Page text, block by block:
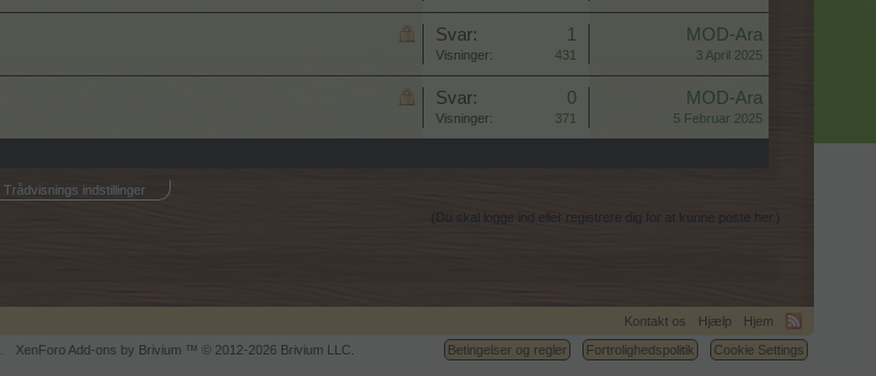
Svar: 1
Visninger: 431
MOD-Ara
3 April 2025
Svar: 0
Visninger: 371
MOD-Ara
5 Februar 2025
Trådvisnings indstillinger
(Du skal logge ind eller registrere dig for at kunne poste her.)
Kontakt os Hjælp
Hjem
Betingelser og regler
Fortrolighedspolitik Cookie Settings
XenForo Add-ons by Brivium ™ © 2012-2026 Brivium LLC.